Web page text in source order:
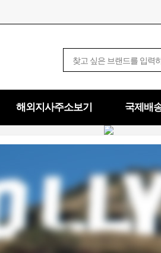
해외지사주소보기 국제배